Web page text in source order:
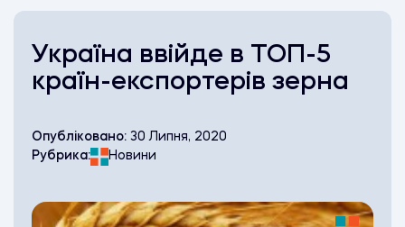
Україна ввійде в ТОП-5
країн-експортерів зерна
Опубліковано: 30 Липня, 2020
Рубрика:
Новини